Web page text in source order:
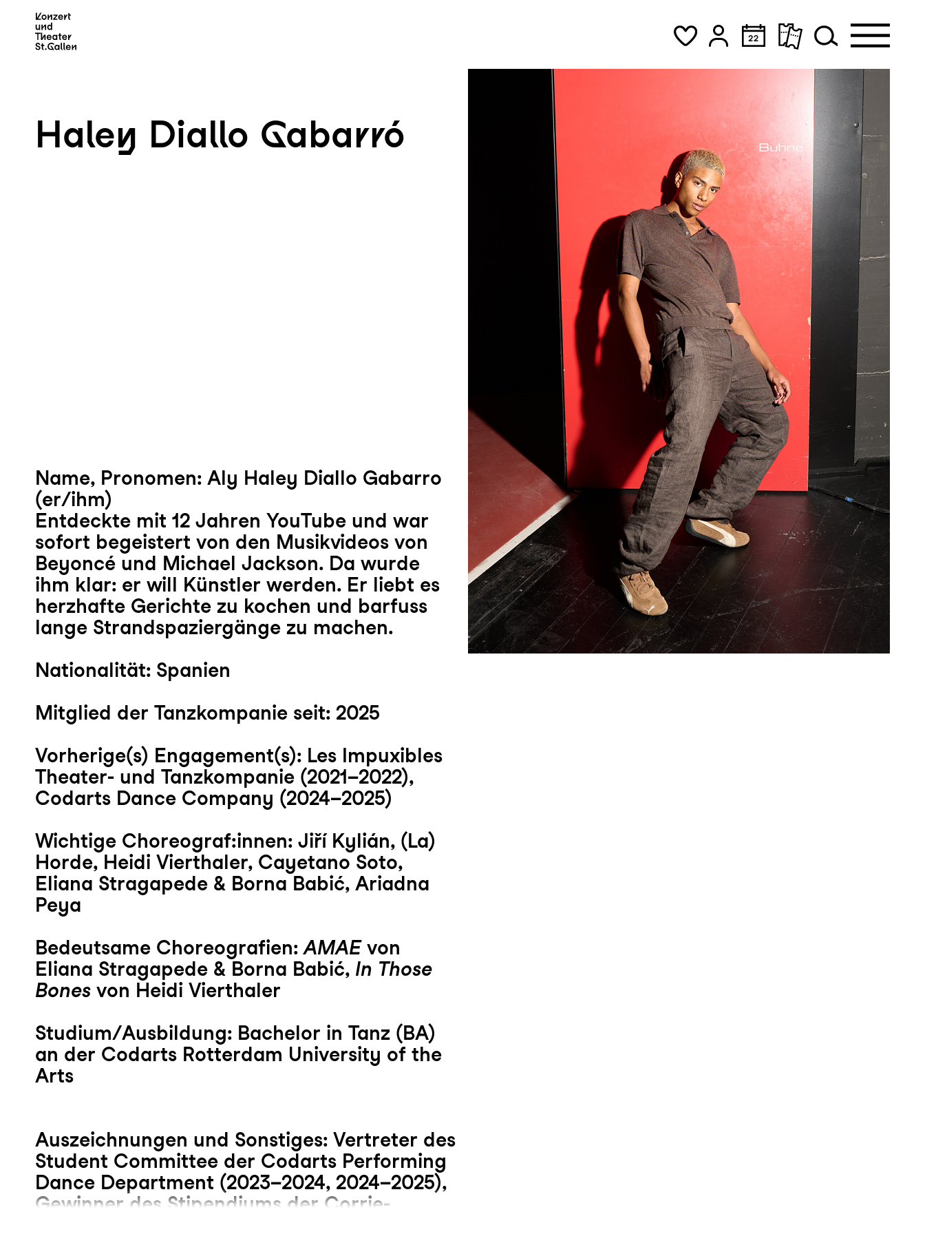
Haley Diallo Gabarró
Name, Pronomen: Aly Haley Diallo Gabarro
(er/ihm)
Entdeckte mit 12 Jahren YouTube und war
sofort begeistert von den Musikvideos von
Beyoncé und Michael Jackson. Da wurde
ihm klar: er will Künstler werden. Er liebt es
herzhafte Gerichte zu kochen und barfuss
lange Strandspaziergänge zu machen.
Nationalität: Spanien
Mitglied der Tanzkompanie seit: 2025
Vorherige(s) Engagement(s): Les Impuxibles
Theater- und Tanzkompanie (2021–2022),
Codarts Dance Company (2024–2025)
Wichtige Choreograf:innen: Jiří Kylián, (La)
Horde, Heidi Vierthaler, Cayetano Soto,
Eliana Stragapede & Borna Babić, Ariadna
Peya
Bedeutsame Choreografien:AMAEvon
Eliana Stragapede & Borna Babić, In Those
Bonesvon Heidi Vierthaler
Studium/Ausbildung: Bachelor in Tanz (BA)
an der Codarts Rotterdam University of the
Arts
Auszeichnungen und Sonstiges: Vertreter des
Student Committee der Codarts Performing
Dance Department (2023–2024, 2024–2025),
Gewinner des Stipendiums der Corrie-